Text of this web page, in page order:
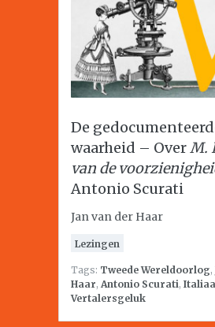
De
waarheid – OverM.
van de
Antonio Scurati
Jan van der Haar
Lezingen
Tags: Tweede Wereldoorlog,
Haar, Antonio Scurati,
Vertalersgeluk